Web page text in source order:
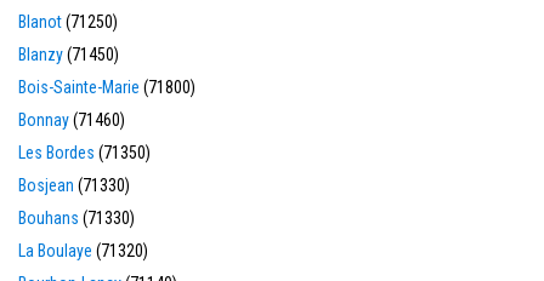
Blanot(71250)
Blanzy(71450)
Bois-Sainte-Marie (71800)
Bonnay(71460)
Les Bordes (71350)
Bosjean (71330)
Bouhans (71330)
La Boulaye (71320)